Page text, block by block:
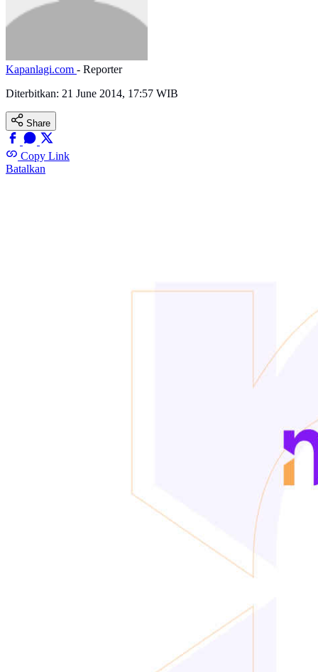
Kapanlagi.com - Reporter
Diterbitkan: 21 June 2014, 17:57 WIB
Share
Copy Link
Batalkan